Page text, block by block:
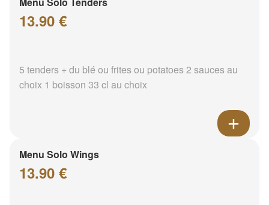
13.90 €
5 tenders + du blé ou frites ou potatoes 2 sauces au
choix 1 boisson 33 cl au choix
Menu Solo Wings
13.90 €